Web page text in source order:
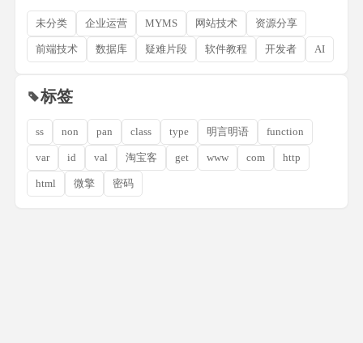
未分类 企业运营 MYMS 网站技术 资源分享
前端技术 数据库 疑难片段 软件教程 开发者 AI
标签
ss non pan class type 明言明语 function
var id val 淘宝客 get www com http
html 微擎 密码